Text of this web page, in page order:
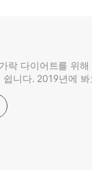
락 다이어트를 위해
쉽니다. 2019년에 봐